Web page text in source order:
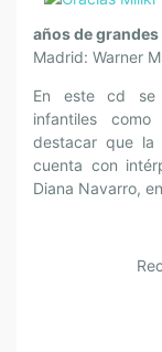
años de
Madrid: Warner
En este cd se
infantiles
destacar que la
cuenta con
Diana Navarro,